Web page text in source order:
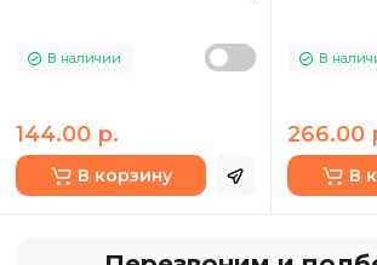
В наличии
144.00 р.
В корзину
В
266.00
В